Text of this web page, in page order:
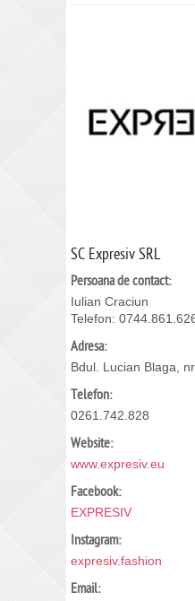
SC Expresiv SRL
Persoana de contact:
Iulian Craciun
Telefon:
Adresa:
Bdul. Lucian Blaga,
Telefon:
0261.742.828
Website:
www.expresiv.eu
Facebook:
EXPRESIV
Instagram:
expresiv.fashion
Email: